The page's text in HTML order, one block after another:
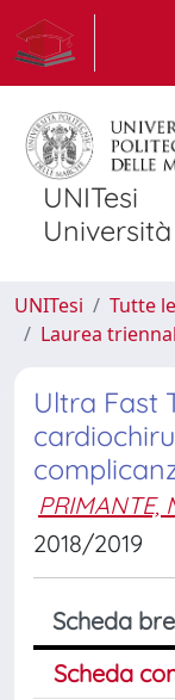
UNITesi
UNITesi
Tutte
Laurea
Ultra Fast
PRIMANTE,
2018/2019
Scheda
Scheda